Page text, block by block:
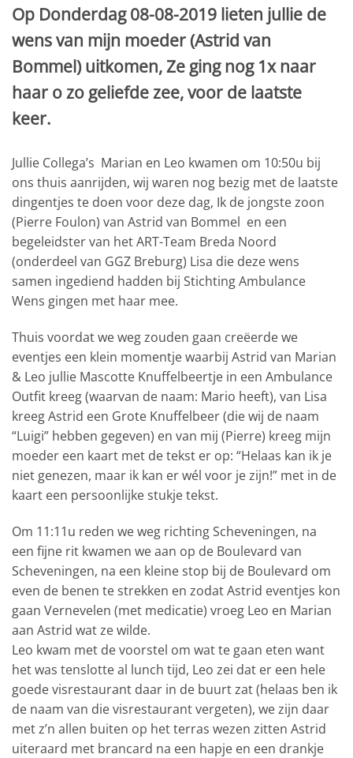
Op Donderdag 08-08-2019 lieten jullie de
wens van mijn moeder (Astrid van
Bommel) uitkomen, Ze ging nog 1x naar
haar o zo geliefde zee, voor de laatste
keer.
Jullie Collega’s Marian en Leo kwamen om 10:50u bij
ons thuis aanrijden, wij waren nog bezig met de laatste
dingentjes te doen voor deze dag, Ik de jongste zoon
(Pierre Foulon) van Astrid van Bommel en een
begeleidster van het ART-Team Breda Noord
(onderdeel van GGZ Breburg) Lisa die deze wens
samen ingediend hadden bij Stichting Ambulance
Wens gingen met haar mee.
Thuis voordat we weg zouden gaan creëerde we
eventjes een klein momentje waarbij Astrid van Marian
& Leo jullie Mascotte Knuffelbeertje in een Ambulance
Outfit kreeg (waarvan de naam: Mario heeft), van Lisa
kreeg Astrid een Grote Knuffelbeer (die wij de naam
“Luigi” hebben gegeven) en van mij (Pierre) kreeg mijn
moeder een kaart met de tekst er op: “Helaas kan ik je
niet genezen, maar ik kan er wél voor je zijn!” met in de
kaart een persoonlijke stukje tekst.
Om 11:11u reden we weg richting Scheveningen, na
een fijne rit kwamen we aan op de Boulevard van
Scheveningen, na een kleine stop bij de Boulevard om
even de benen te strekken en zodat Astrid eventjes kon
gaan Vernevelen (met medicatie) vroeg Leo en Marian
aan Astrid wat ze wilde.
Leo kwam met de voorstel om wat te gaan eten want
het was tenslotte al lunch tijd, Leo zei dat er een hele
goede visrestaurant daar in de buurt zat (helaas ben ik
de naam van die visrestaurant vergeten), we zijn daar
met z’n allen buiten op het terras wezen zitten Astrid
uiteraard met brancard na een hapje en een drankje